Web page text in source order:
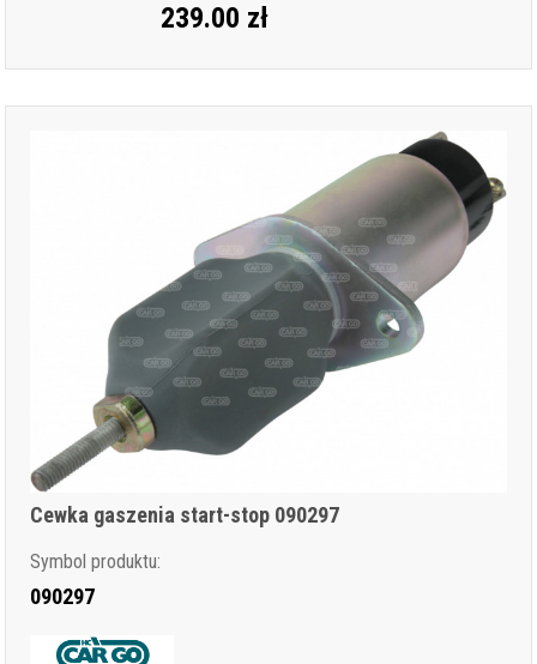
239.00 zł
Cewka gaszenia start-stop 090297
Symbol produktu:
090297